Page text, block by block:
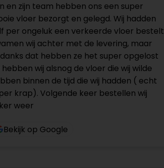
en zijn team hebben ons een super
vloer bezorgt en gelegd. Wij hadden
per ongeluk een verkeerde vloer bestelt
wij achter met de levering, maar
dat hebben ze het super opgelost
hebben wij alsnog de vloer die wij wilde
binnen de tijd die wij hadden ( echt
krap). Volgende keer bestellen wij
weer
Bekijk op Google